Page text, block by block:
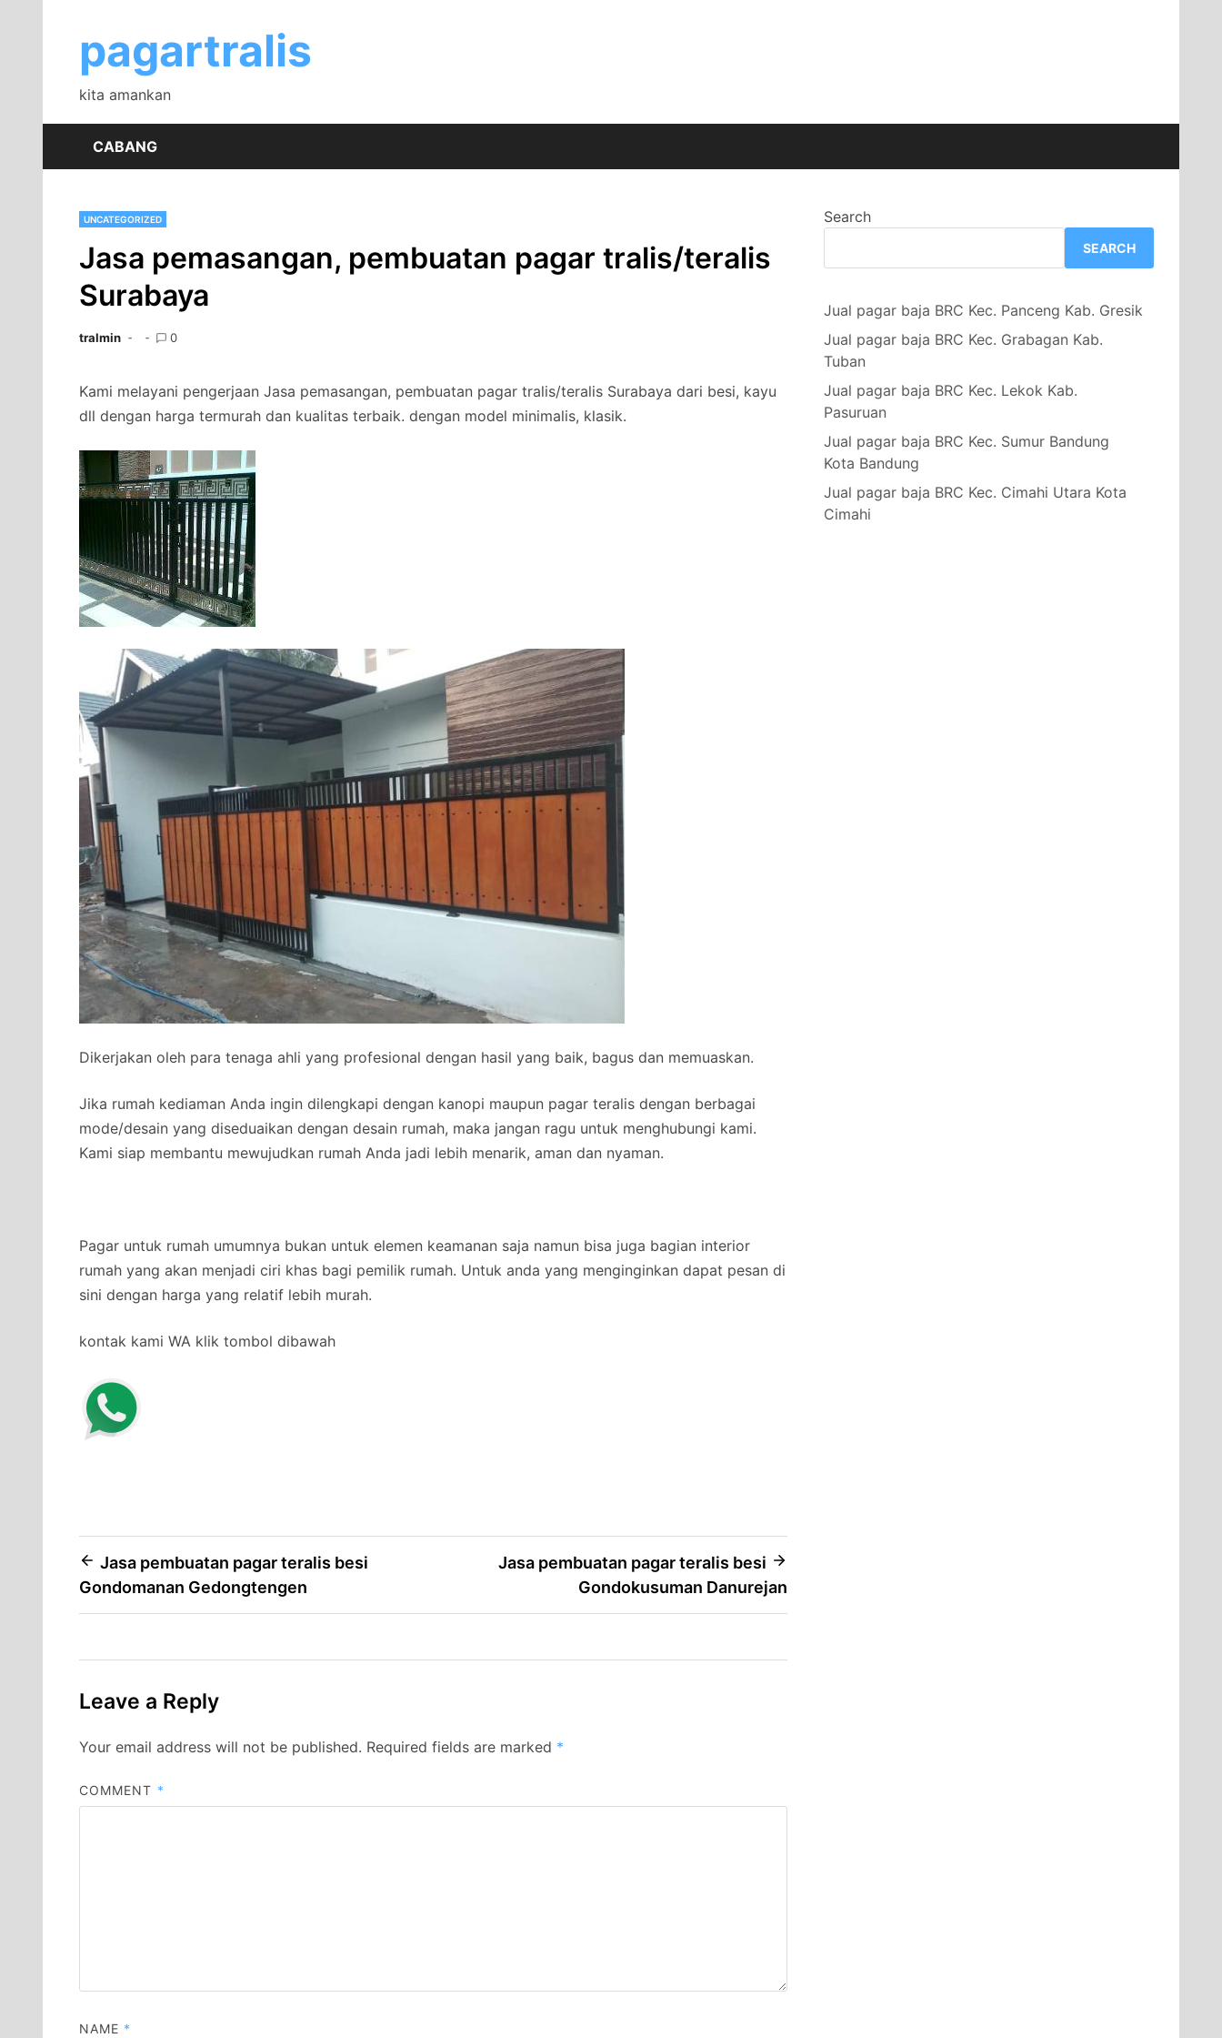
contentpagartralis
kita amankan
CABANG
UNCATEGORIZED
Jasa pemasangan, pembuatan pagar tralis/teralis
Surabaya
tralmin 0
Kami melayani pengerjaan Jasa pemasangan, pembuatan pagar tralis/teralis Surabaya dari besi, kayu
dll dengan harga termurah dan kualitas terbaik. dengan model minimalis, klasik.
Dikerjakan oleh para tenaga ahli yang profesional dengan hasil yang baik, bagus dan memuaskan.
Jika rumah kediaman Anda ingin dilengkapi dengan kanopi maupun pagar teralis dengan berbagai
mode/desain yang diseduaikan dengan desain rumah, maka jangan ragu untuk menghubungi kami.
Kami siap membantu mewujudkan rumah Anda jadi lebih menarik, aman dan nyaman.
Pagar untuk rumah umumnya bukan untuk elemen keamanan saja namun bisa juga bagian interior
rumah yang akan menjadi ciri khas bagi pemilik rumah. Untuk anda yang menginginkan dapat pesan di
sini dengan harga yang relatif lebih murah.
kontak kami WA klik tombol dibawah
Post
navigation
Jasa pembuatan pagar teralis besi
Gondomanan Gedongtengen
Jasa pembuatan pagar teralis besi
Gondokusuman Danurejan
Leave a Reply
Your email address will not be published. Required fields are marked *
COMMENT *
NAME *
Search
SEARCH
Jual pagar baja BRC Kec. Panceng Kab. Gresik
Jual pagar baja BRC Kec. Grabagan Kab.
Tuban
Jual pagar baja BRC Kec. Lekok Kab.
Pasuruan
Jual pagar baja BRC Kec. Sumur Bandung
Kota Bandung
Jual pagar baja BRC Kec. Cimahi Utara Kota
Cimahi